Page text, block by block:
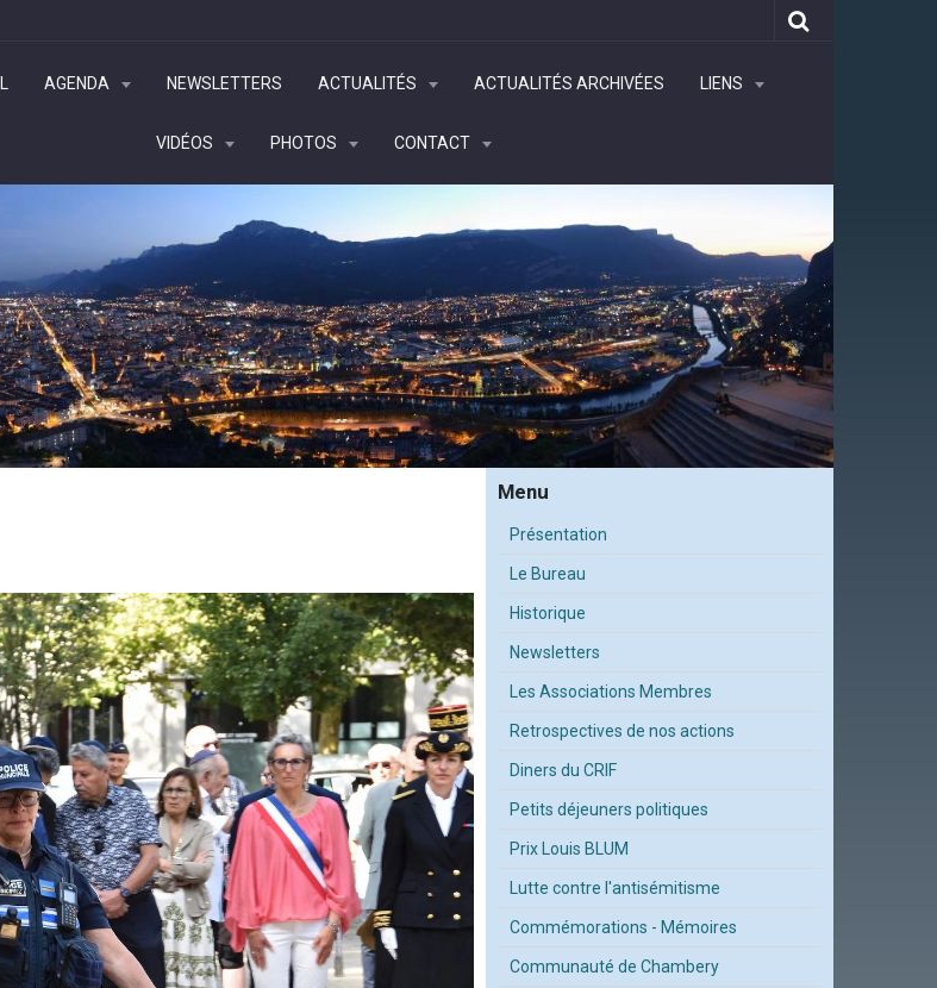
AGENDA NEWSLETTERS ACTUALITÉS ACTUALITÉS ARCHIVÉES LIENS
VIDÉOS PHOTOS CONTACT
Menu
Présentation
Le Bureau
Historique
Newsletters
Les Associations Membres
Retrospectives de nos actions
Diners du CRIF
Petits déjeuners politiques
Prix Louis BLUM
Lutte contre l'antisémitisme
Commémorations - Mémoires
Communauté de Chambery